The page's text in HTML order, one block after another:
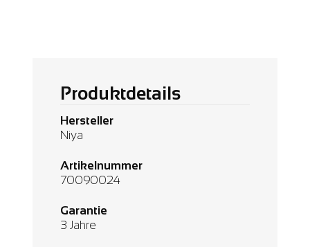
Produktdetails
Hersteller
Niya
Artikelnummer
70090024
Garantie
3 Jahre